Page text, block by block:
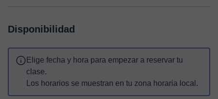
Disponibilidad
Elige fecha y hora para empezar a reservar tu
clase.
Los horarios se muestran en tu zona horaria local.